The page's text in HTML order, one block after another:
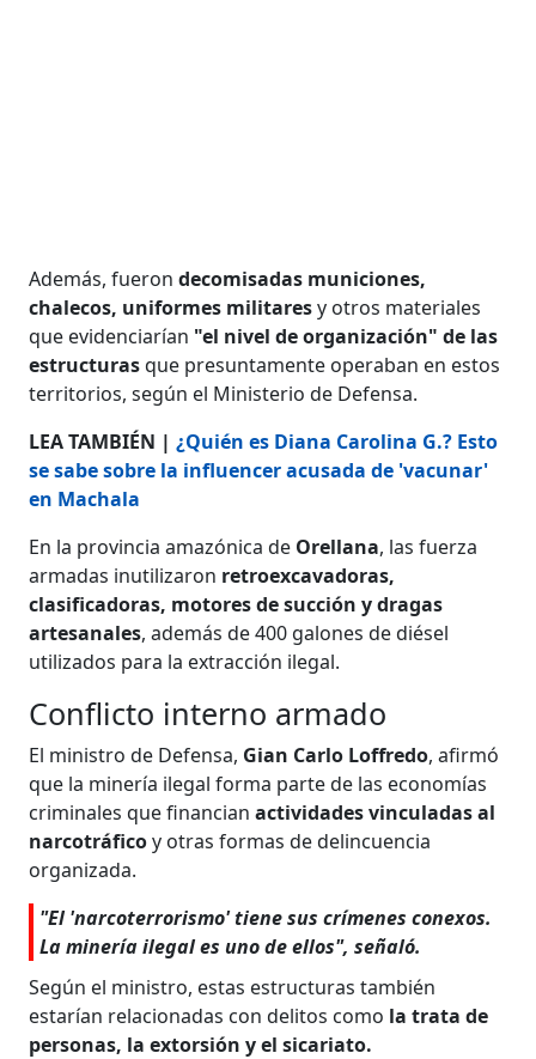
Además, fuerondecomisadas municiones,
chalecos, uniformes militaresy otros materiales
que evidenciarían "el nivel de organización" de las
estructurasque presuntamente operaban en estos
territorios, según el Ministerio de Defensa.
LEA TAMBIÉN |¿Quién es Diana Carolina G.? Esto
se sabe sobre la influencer acusada de 'vacunar'
en Machala
En la provincia amazónica de Orellana, las fuerza
armadas inutilizaron retroexcavadoras,
clasificadoras, motores de succión y dragas
artesanales, además de 400 galones de diésel
utilizados para la extracción ilegal.
Conflicto interno armado
El ministro de Defensa, Gian Carlo Loffredo, afirmó
que la minería ilegal forma parte de las economías
criminales que financianactividades vinculadas al
narcotráficoy otras formas de delincuencia
organizada.
"El 'narcoterrorismo' tiene sus crímenes conexos.
La minería ilegal es uno de ellos", señaló.
Según el ministro, estas estructuras también
estarían relacionadas con delitos como la trata de
personas, la extorsión y el sicariato.